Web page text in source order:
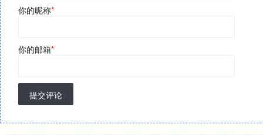
你的昵称*
你的邮箱*
提交评论